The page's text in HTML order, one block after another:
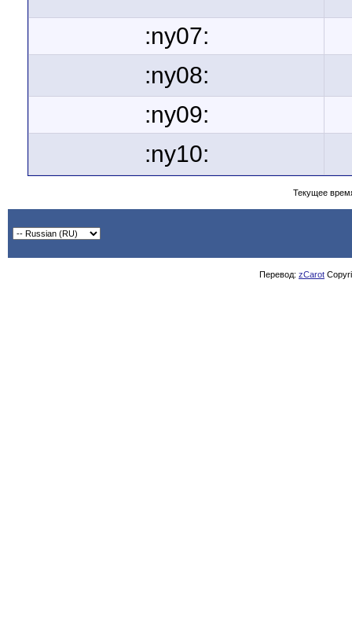
:ny07:
:ny08:
:ny09:
:ny10:
Текущее
Перевод: zCarot